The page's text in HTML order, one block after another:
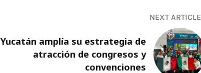
NEXT ARTICLE
Yucatán amplía su estrategia de
atracción de congresos y
convenciones